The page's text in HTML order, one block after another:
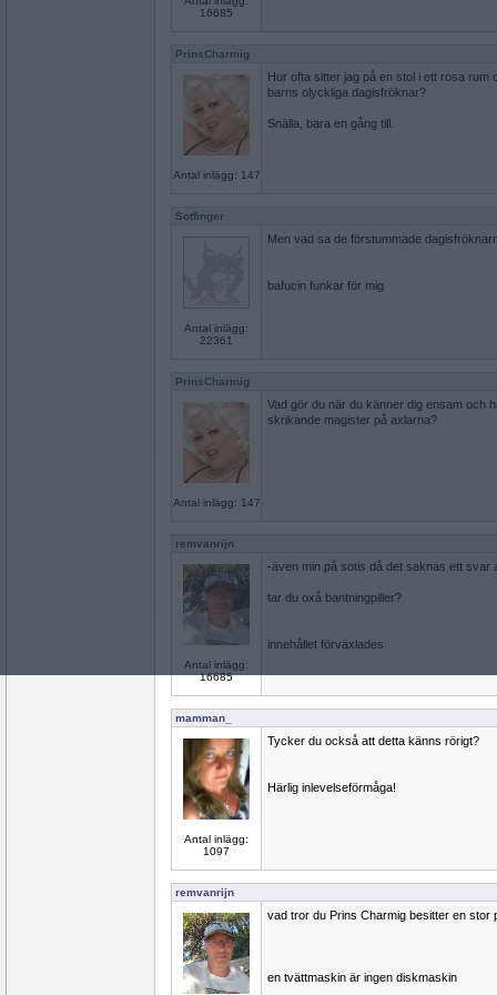
16685
PrinsCharmig
Antal inlägg: 147
Hur ofta sitter jag på en stol i ett rosa rum
barns olyckliga dagisfröknar?
Snälla, bara en gång till.
Sotfinger
Antal inlägg:
22361
Men vad sa de förstummade
bafucin funkar för mig
PrinsCharmig
Antal inlägg: 147
Vad gör du när du känner dig ensam och
skrikande magister på axlarna?
remvanrijn
Antal inlägg:
16685
-även min på sotis då det saknas ett svar
tar du oxå bantningpiller?
innehållet förväxlades
mamman_
Antal inlägg:
1097
Tycker du också att detta känns rörigt?
Härlig inlevelseförmåga!
remvanrijn
vad tror du Prins Charmig besitter en stor
en tvättmaskin är ingen diskmaskin